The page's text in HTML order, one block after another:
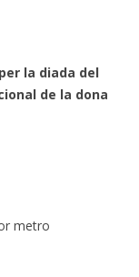
la diada del
de la dona
metro